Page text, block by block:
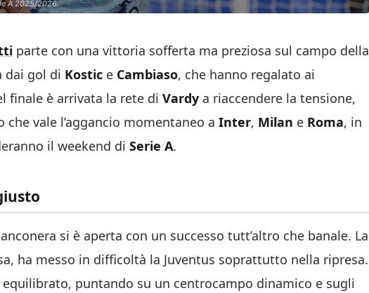
A 2025/2026.
parte con una vittoria sofferta ma preziosa sul campo della
dai gol di Kostic e Cambiaso, che hanno regalato ai
finale è arrivata la rete di Vardy a riaccendere la tensione,
vale l’aggancio momentaneo a Inter, Milan e Roma, in
il weekend di Serie A.
si è aperta con un successo tutt’altro che banale. La
ha messo in difficoltà la Juventus soprattutto nella ripresa.
puntando su un centrocampo dinamico e sugli